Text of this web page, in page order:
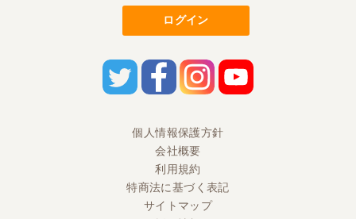
ログイン
個人情報保護方針
会社概要
利用規約
特商法に基づく表記
サイトマップ